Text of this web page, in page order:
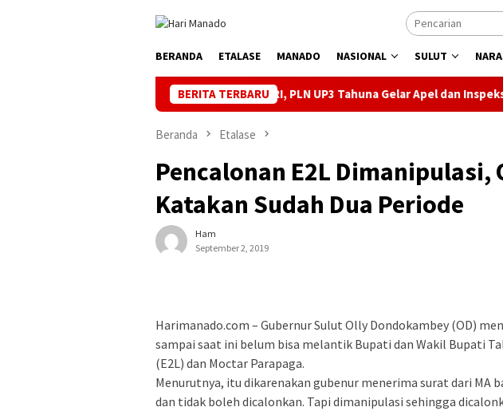
BERANDA ETALASE MANADO NASIONAL SULUT
BERITA TERBARU
Listrik Andal Jelang HUT ke-81 RI, PLN UP3 Tahuna Gelar Apel dan Inspeksi Peralatan
Beranda Etalase
Pencalonan E2L Dimanipulasi,
Katakan Sudah Dua Periode
Ham
September 2, 2019
Harimanado.com – Gubernur Sulut Olly Dondokambey (OD)
sampai saat ini belum bisa melantik Bupati dan Wakil Bupati
(E2L) dan Moctar Parapaga.
Menurutnya, itu dikarenakan gubenur menerima surat dari MA
dan tidak boleh dicalonkan. Tapi dimanipulasi sehingga